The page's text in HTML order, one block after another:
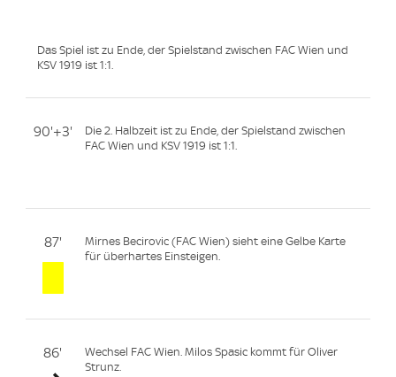
Das Spiel ist zu Ende, der Spielstand zwischen FAC Wien und
KSV 1919 ist 1:1.
90'+3'
Die 2. Halbzeit ist zu Ende, der Spielstand zwischen
FAC Wien und KSV 1919 ist 1:1.
87'
Mirnes Becirovic (FAC Wien) sieht eine Gelbe Karte
für überhartes Einsteigen.
86'
Wechsel FAC Wien. Milos Spasic kommt für Oliver
Strunz.